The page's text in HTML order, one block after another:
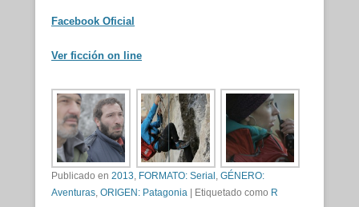
Facebook Oficial
Ver ficción on line
Publicado en 2013 FORMATO: Serial GÉNERO:
Aventuras ORIGEN: Patagonia | Etiquetado como R